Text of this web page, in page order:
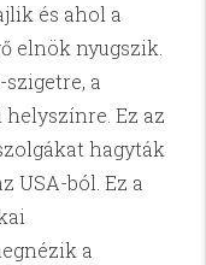
és ahol a
elnök nyugszik.
a
Ez az
hagyták
USA-ból. Ez a
a